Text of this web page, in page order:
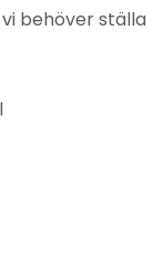
behöver ställa